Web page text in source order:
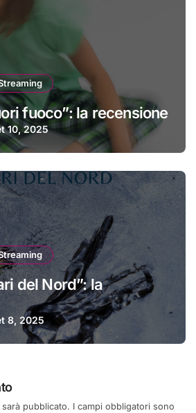
fuoco”: la recensione
10, 2025
del Nord”: la
8, 2025
pubblicato. I campi obbligatori sono